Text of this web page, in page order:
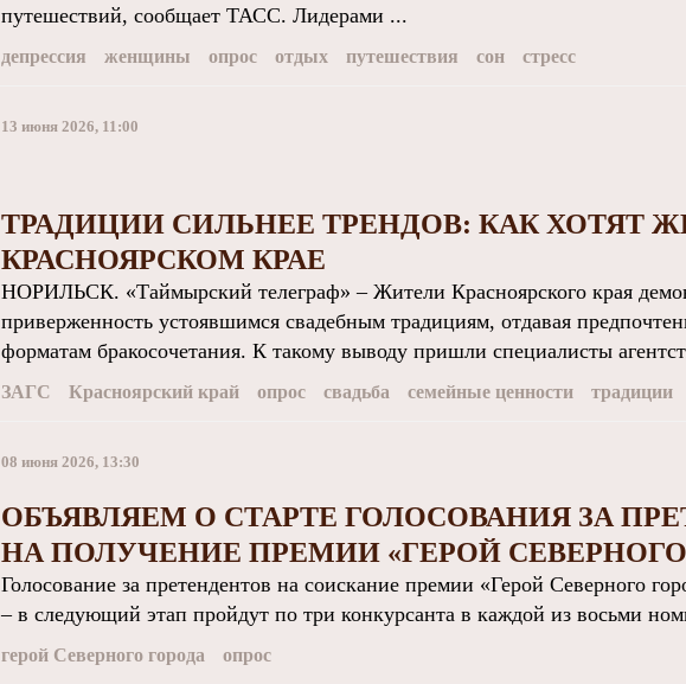
путешествий, сообщает ТАСС. Лидерами ...
депрессия женщины опрос отдых путешествия сон стресс
13 июня 2026, 11:00
ТРАДИЦИИ СИЛЬНЕЕ ТРЕНДОВ: КАК ХОТЯТ
КРАСНОЯРСКОМ КРАЕ
НОРИЛЬСК. «Таймырский телеграф» – Жители Красноярского края
приверженность устоявшимся свадебным традициям, отдавая
форматам бракосочетания. К такому выводу пришли специалисты
ЗАГС Красноярский край опрос свадьба семейные ценности традиции
08 июня 2026, 13:30
ОБЪЯВЛЯЕМ О СТАРТЕ ГОЛОСОВАНИЯ ЗА
НА ПОЛУЧЕНИЕ ПРЕМИИ «ГЕРОЙ СЕВЕРНОГО
Голосование за претендентов на соискание премии «Герой Северного
– в следующий этап пройдут по три конкурсанта в каждой из восьми
герой Северного города опрос